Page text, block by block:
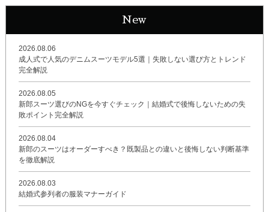
New
2026.08.06
成人式で人気のデニムスーツモデル5選｜失敗しない選び方とトレンド
完全解説
2026.08.05
新郎スーツ選びのNGを今すぐチェック｜結婚式で後悔しないための失
敗ポイント完全解説
2026.08.04
新郎のスーツはオーダーすべき？既製品との違いと後悔しない判断基準
を徹底解説
2026.08.03
結婚式参列者の服装マナーガイド